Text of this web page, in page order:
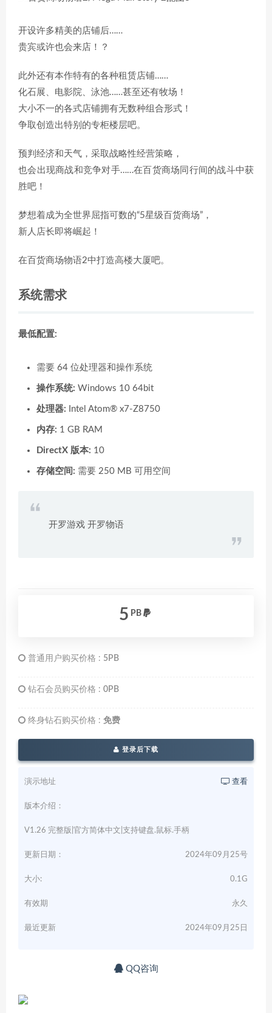
开设许多精美的店铺后……
贵宾或许也会来店！？
此外还有本作特有的各种租赁店铺……
化石展、电影院、泳池……甚至还有牧场！
大小不一的各式店铺拥有无数种组合形式！
争取创造出特别的专柜楼层吧。
预判经济和天气，采取战略性经营策略，
也会出现商战和竞争对手……在百货商场同行间的战斗中获
胜吧！
梦想着成为全世界屈指可数的“5星级百货商场”，
新人店长即将崛起！
在百货商场物语2中打造高楼大厦吧。
系统需求
最低配置:
需要 64 位处理器和操作系统
操作系统: Windows 10 64bit
处理器: Intel Atom® x7-Z8750
内存: 1 GB RAM
DirectX 版本: 10
存储空间: 需要 250 MB 可用空间
开罗游戏 开罗物语
5 PB
普通用户购买价格 : 5PB
钻石会员购买价格 : 0PB
终身钻石购买价格 : 免费
登录后下载
演示地址 查看
版本介绍：
V1.26 完整版|官方简体中文|支持键盘.鼠标.手柄
更新日期： 2024年09月25号
大小: 0.1G
有效期 永久
最近更新 2024年09月25日
QQ咨询